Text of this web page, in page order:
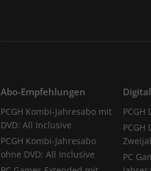
Abo-Empfehlungen
PCGH Kombi-Jahresabo mit
DVD: All Inclusive
PCGH Kombi-Jahresabo
ohne DVD: All Inclusive
PCGH
PCGH
PC